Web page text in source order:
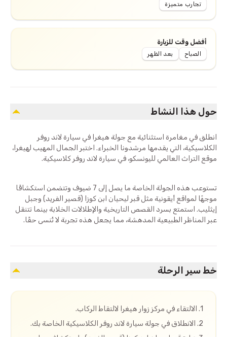
تجارب متميزة
أفضل وقت للزيارة
الصباح بعد الظهر
حول هذا النشاط
انطلق في مغامرة استثنائية مع جولة هيغرا في سيارة لاند روفر
الكلاسيكية، التي يقدمها مرشدونا الخبراء. اختبر الجمال المهيب لهيغرا،
موقع التراث العالمي لليونسكو، في سيارة لاند روفر كلاسيكية.
تستوعب هذه الجولة الخاصة ما يصل إلى 7 ضيوف وتتضمن استكشافًا
موجهًا لمواقع أيقونية مثل قبر ليحيان ابن كوزا (قصير الفريد) وجبل
إيثليب. استمتع بسرد القصص التاريخية والإطلالات الخلابة بينما تتنقل
عبر المناظر الطبيعية المدهشة، مما يجعل هذه تجربة لا تُنسى حقًا.
خط سير الرحلة
1. الالتقاء في مركز زوار هيغرا لالتقاط الركاب.
2. الانطلاق في جولة سيارة لاند روفر الكلاسيكية الخاصة بك.